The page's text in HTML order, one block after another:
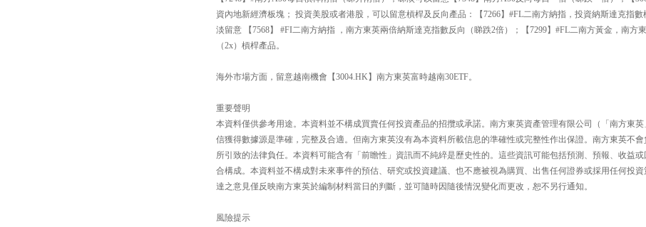
資內地新經濟板塊； 投資美股或者港股，可以留意槓桿及反向產品：【7266】#FL二南方納指，投資納斯達克指
淡留意 【7568】 #FI二南方納指 ，南方東英兩倍納斯達克指數反向（睇跌2倍）；【7299】#FL二南方黃金，南方
（2x）槓桿產品。
海外市場方面，留意越南機會【3004.HK】南方東英富時越南30ETF。
重要聲明
本資料僅供參考用途。本資料並不構成買賣任何投資產品的招攬或承諾。南方東英資產管理有限公司（「南方東
信獲得數據源是準確，完整及合適。但南方東英沒有為本資料所載信息的準確性或完整性作出保證。南方東英不
所引致的法律負任。本資料可能含有「前瞻性」資訊而不純綷是歷史性的。這些資訊可能包括預測、預報、收益
合構成。本資料並不構成對未來事件的預估、研究或投資建議、也不應被視為購買、出售任何證券或採用任何投
達之意見僅反映南方東英於編制材料當日的判斷，並可隨時因隨後情況變化而更改，恕不另行通知。
風險提示